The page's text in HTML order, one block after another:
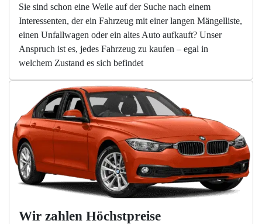
Sie sind schon eine Weile auf der Suche nach einem
Interessenten, der ein Fahrzeug mit einer langen Mängelliste,
einen Unfallwagen oder ein altes Auto aufkauft? Unser
Anspruch ist es, jedes Fahrzeug zu kaufen – egal in
welchem Zustand es sich befindet
Wir zahlen Höchstpreise